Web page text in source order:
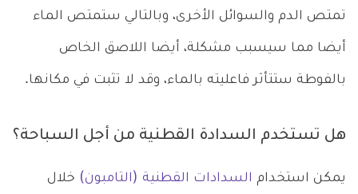
تمتص الدم والسوائل الأخرى، وبالتالي ستمتص الماء
أيضا مما سيسبب مشكلة، أيضا اللاصق الخاص
بالفوطة ستتأثر فاعليته بالماء، وقد لا تثبت في مكانها.
هل تستخدم السدادة القطنية من أجل السباحة؟
يمكن استخدام السدادات القطنية (التامبون) خلال